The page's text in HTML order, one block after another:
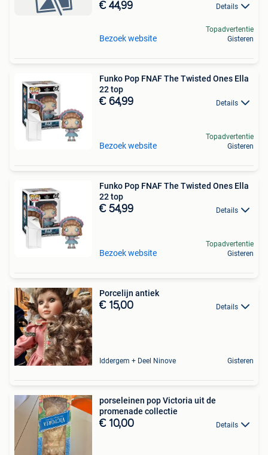
€ 44,99 Details
Bezoek website
Topadvertentie
Gisteren
Funko Pop FNAF The Twisted Ones Ella
22 top
€ 64,99 Details
Bezoek website
Topadvertentie
Gisteren
Funko Pop FNAF The Twisted Ones Ella
22 top
€ 54,99 Details
Bezoek website
Topadvertentie
Gisteren
Porcelijn antiek
€ 15,00 Details
Iddergem + Deel Ninove Gisteren
porseleinen pop Victoria uit de
promenade collectie
€ 10,00 Details